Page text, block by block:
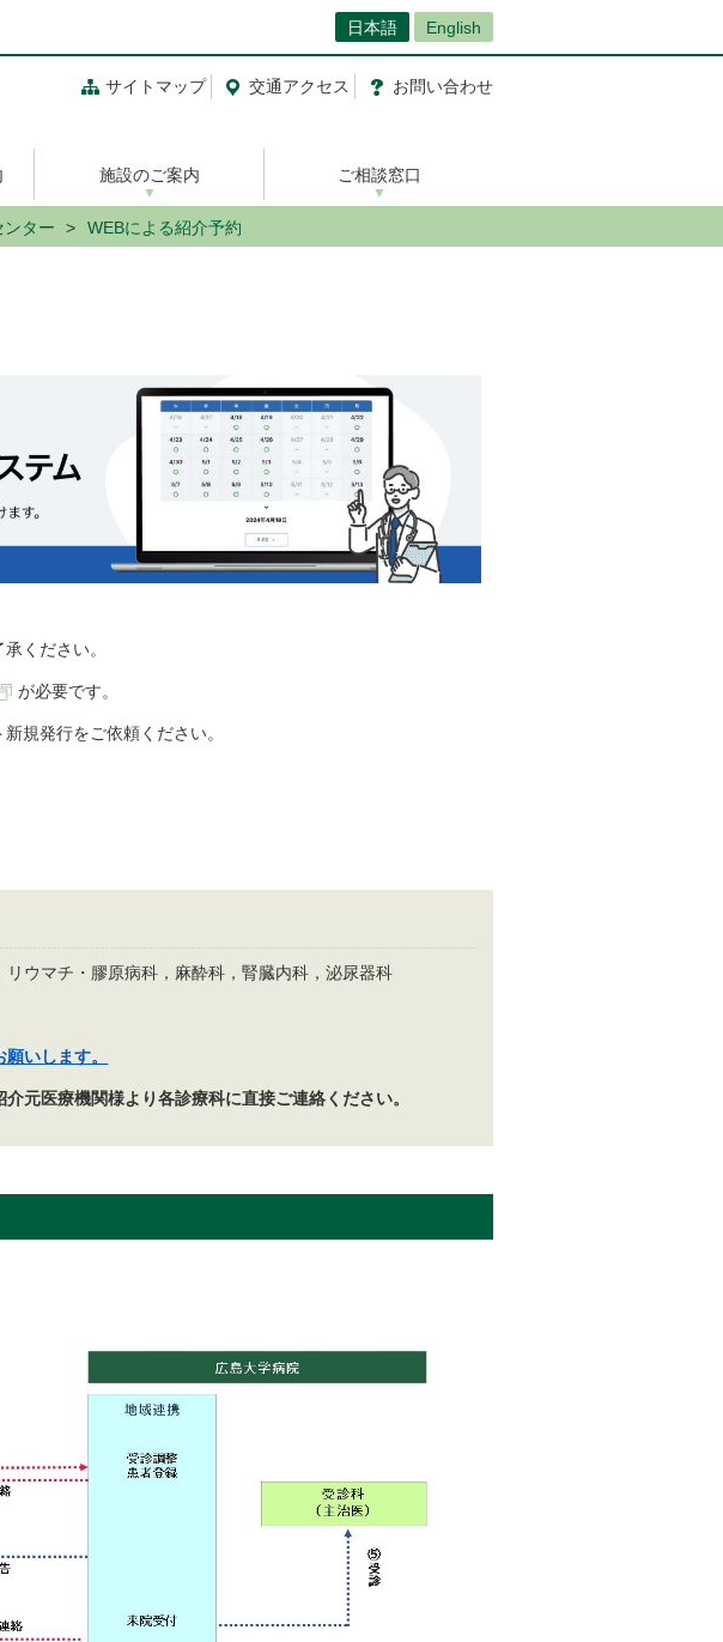
日本語 English
サイトマップ 交通アクセス お問い合わせ
施設のご案内 ご相談窓口
ンター WEBによる紹介予約
ください。
が必要です。
規発行をご依頼ください。
ウマチ・膠原病科，麻酔科，腎臓内科，泌尿器科
いします。
元医療機関様より各診療科に直接ご連絡ください。